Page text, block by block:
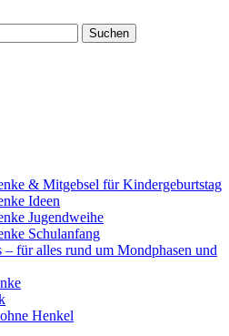
& Mitgebsel für Kindergeburtstag
Ideen
Jugendweihe
Schulanfang
für alles rund um Mondphasen und
Henkel